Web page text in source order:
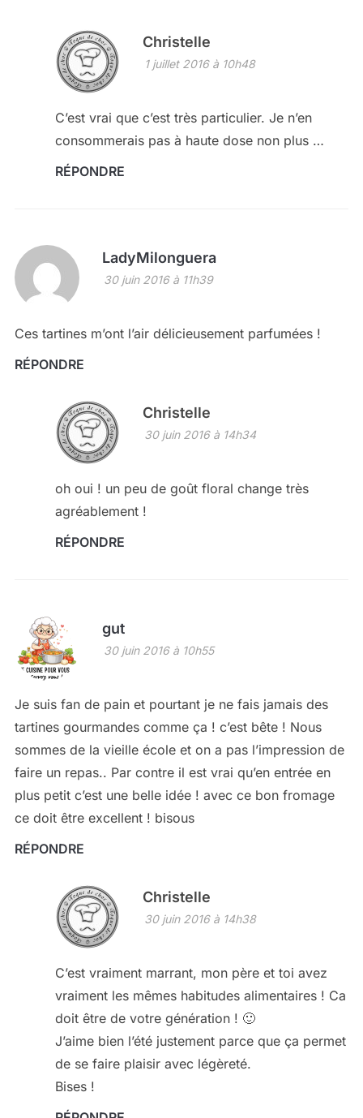
Christelle
1 juillet 2016 à 10h48
C’est vrai que c’est très particulier. Je n’en
consommerais pas à haute dose non plus …
RÉPONDRE
LadyMilonguera
30 juin 2016 à 11h39
Ces tartines m’ont l’air délicieusement parfumées !
RÉPONDRE
Christelle
30 juin 2016 à 14h34
oh oui ! un peu de goût floral change très
agréablement !
RÉPONDRE
gut
30 juin 2016 à 10h55
Je suis fan de pain et pourtant je ne fais jamais des
tartines gourmandes comme ça ! c’est bête ! Nous
sommes de la vieille école et on a pas l’impression de
faire un repas.. Par contre il est vrai qu’en entrée en
plus petit c’est une belle idée ! avec ce bon fromage
ce doit être excellent ! bisous
RÉPONDRE
Christelle
30 juin 2016 à 14h38
C’est vraiment marrant, mon père et toi avez
vraiment les mêmes habitudes alimentaires ! Ca
doit être de votre génération ! 🙂
J’aime bien l’été justement parce que ça permet
de se faire plaisir avec légèreté.
Bises !